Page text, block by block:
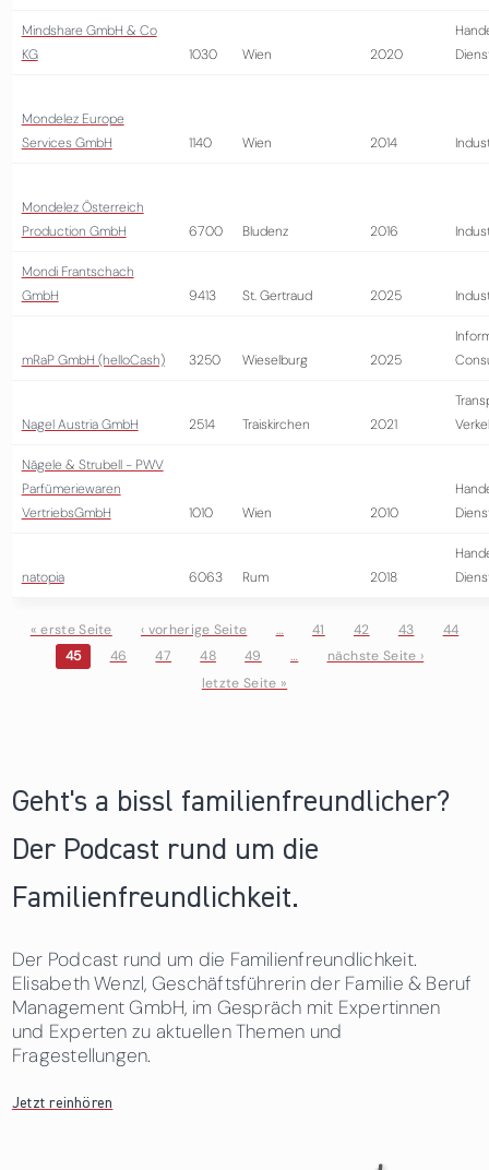
Mindshare GmbH & Co
KG
1030 Wien 2020
Mondelez Europe
Services GmbH
1140 Wien 2014
Mondelez Österreich
Production GmbH
6700 Bludenz 2016
Mondi Frantschach
GmbH
9413 St. Gertraud 2025
mRaP GmbH (helloCash) 3250 Wieselburg 2025
Nagel Austria GmbH 2514 Traiskirchen 2021
Nägele & Strubell - PWV
Parfümeriewaren
VertriebsGmbH
1010 Wien 2010
natopia 6063 Rum 2018
Seiten
« erste Seite ‹ vorherige Seite … 41 42 43
44
45
46 47 48 49 …
nächste Seite ›
letzte Seite »
Geht's a bissl familienfreundlicher?
Der Podcast rund um die
Familienfreundlichkeit.
Der Podcast rund um die Familienfreundlichkeit.
Elisabeth Wenzl, Geschäftsführerin der Familie & Beruf
Management GmbH, im Gespräch mit Expertinnen
und Experten zu aktuellen Themen und
Fragestellungen.
Jetzt reinhören